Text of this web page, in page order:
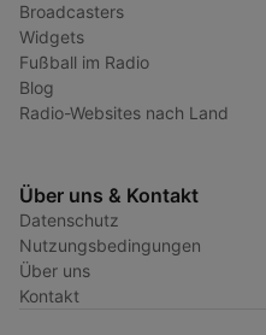
Broadcasters
Widgets
Fußball im Radio
Blog
Radio-Websites nach Land
Über uns & Kontakt
Datenschutz
Nutzungsbedingungen
Über uns
Kontakt